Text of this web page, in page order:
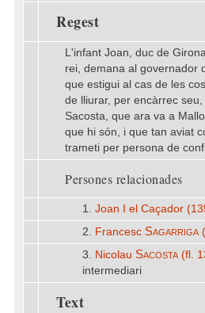
Regest
L'infant Joan, duc de
rei, demana al governador
que estigui al cas de les
de lliurar, per encàrrec
Sacosta, que ara va a
que hi són, i que tan aviat
trameti per persona de
Persones relacionades
1. Joan I el Caçador
2. Francesc Sagarriga
3. Nicolau Sacosta(fl.
intermediari
Text